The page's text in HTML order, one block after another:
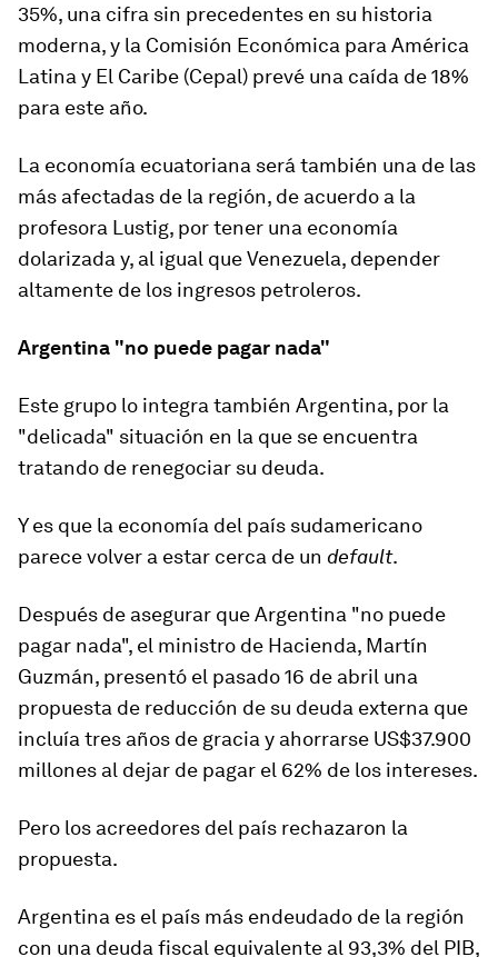
35%, una cifra sin precedentes en su historia
moderna, y la Comisión Económica para América
Latina y El Caribe (Cepal) prevé una caída de 18%
para este año.
La economía ecuatoriana será también una de las
más afectadas de la región, de acuerdo a la
profesora Lustig, por tener una economía
dolarizada y, al igual que Venezuela, depender
altamente de los ingresos petroleros.
Argentina "no puede pagar nada"
Este grupo lo integra también Argentina, por la
"delicada" situación en la que se encuentra
tratando de renegociar su deuda.
Y es que la economía del país sudamericano
parece volver a estar cerca de un default.
Después de asegurar que Argentina "no puede
pagar nada", el ministro de Hacienda, Martín
Guzmán, presentó el pasado 16 de abril una
propuesta de reducción de su deuda externa que
incluía tres años de gracia y ahorrarse US$37.900
millones al dejar de pagar el 62% de los intereses.
Pero los acreedores del país rechazaron la
propuesta.
Argentina es el país más endeudado de la región
con una deuda fiscal equivalente al 93,3% del PIB,